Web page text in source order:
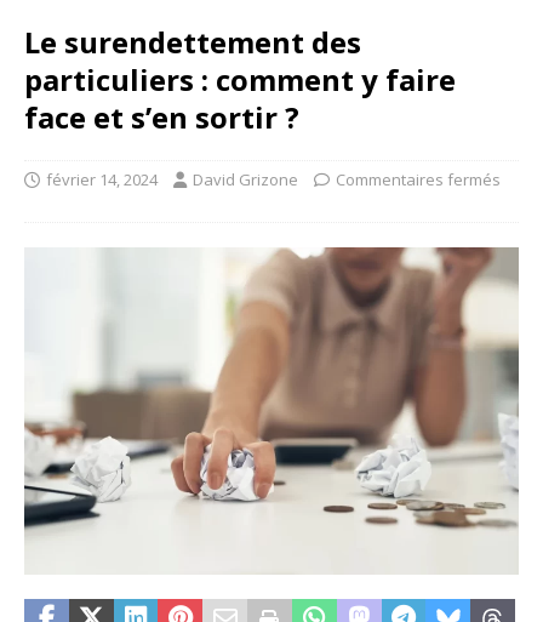
Le surendettement des
particuliers : comment y faire
face et s’en sortir ?
février 14, 2024 David Grizone Commentaires fermés